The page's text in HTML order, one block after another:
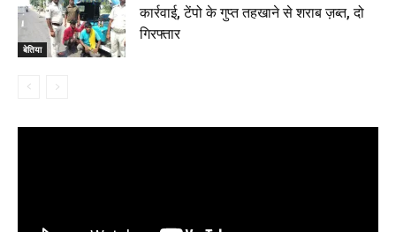
बेतिया
कार्रवाई, टेंपो के गुप्त तहखाने से शराब ज़ब्त, दो
गिरफ्तार